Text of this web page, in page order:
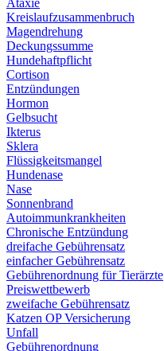
Ataxie
Kreislaufzusammenbruch
Magendrehung
Deckungssumme
Hundehaftpflicht
Cortison
Entzündungen
Hormon
Gelbsucht
Ikterus
Sklera
Flüssigkeitsmangel
Hundenase
Nase
Sonnenbrand
Autoimmunkrankheiten
Chronische Entzündung
dreifache Gebührensatz
einfacher Gebührensatz
Gebührenordnung für Tierärzte
Preiswettbewerb
zweifache Gebührensatz
Katzen OP Versicherung
Unfall
Gebührenordnung